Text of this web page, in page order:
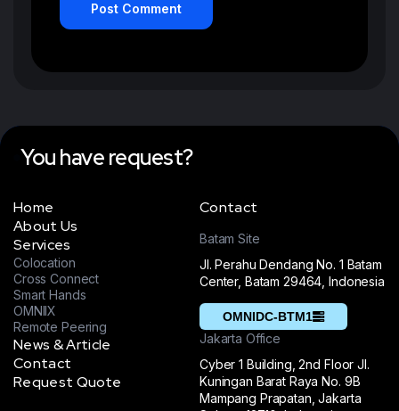
Post Comment
You have request?
Home
About Us
Services
Colocation
Cross Connect
Smart Hands
OMNIIX
Remote Peering
News & Article
Contact
Request Quote
Contact
Batam Site
Jl. Perahu Dendang No. 1 Batam
Center, Batam 29464, Indonesia
OMNIDC-BTM1
Jakarta Office
Cyber 1 Building, 2nd Floor Jl.
Kuningan Barat Raya No. 9B
Mampang Prapatan, Jakarta